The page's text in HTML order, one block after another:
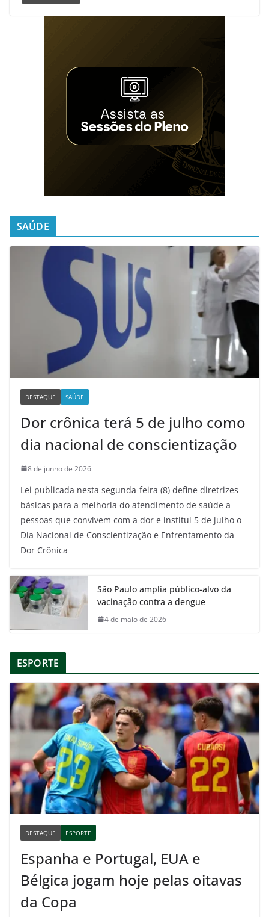
SAÚDE
DESTAQUE SAÚDE
Dor crônica terá 5 de julho como
dia nacional de conscientização
8 de junho de 2026
Lei publicada nesta segunda-feira (8) define diretrizes
básicas para a melhoria do atendimento de saúde a
pessoas que convivem com a dor e institui 5 de julho o
Dia Nacional de Conscientização e Enfrentamento da
Dor Crônica
São Paulo amplia público-alvo da
vacinação contra a dengue
4 de maio de 2026
ESPORTE
DESTAQUE ESPORTE
Espanha e Portugal, EUA e
Bélgica jogam hoje pelas oitavas
da Copa